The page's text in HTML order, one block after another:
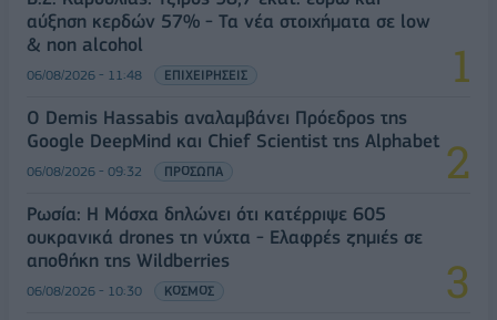
αύξηση κερδών 57% - Τα νέα στοιχήματα σε low
& non alcohol
06/08/2026 - 11:48 ΕΠΙΧΕΙΡΗΣΕΙΣ
Ο Demis Hassabis αναλαμβάνει Πρόεδρος της
Google DeepMind και Chief Scientist της Alphabet
06/08/2026 - 09:32 ΠΡΟΣΩΠΑ
Ρωσία: Η Μόσχα δηλώνει ότι κατέρριψε 605
ουκρανικά drones τη νύχτα - Ελαφρές ζημιές σε
αποθήκη της Wildberries
06/08/2026 - 10:30 ΚΟΣΜΟΣ